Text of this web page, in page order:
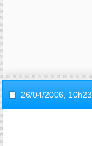
26/04/2006, 10h23